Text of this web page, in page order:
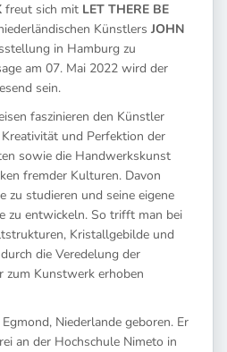
freut sich mit LET THERE BE
Künstlers JOHN
in Hamburg zu
am 07. Mai 2022 wird der
sein.
faszinieren den Künstler
und Perfektion der
sowie die Handwerkskunst
fremder Kulturen. Davon
zu studieren und seine eigene
zu entwickeln. So trifft man bei
Kristallgebilde und
die Veredelung der
zum Kunstwerk erhoben
Niederlande geboren. Er
an der Hochschule Nimeto in